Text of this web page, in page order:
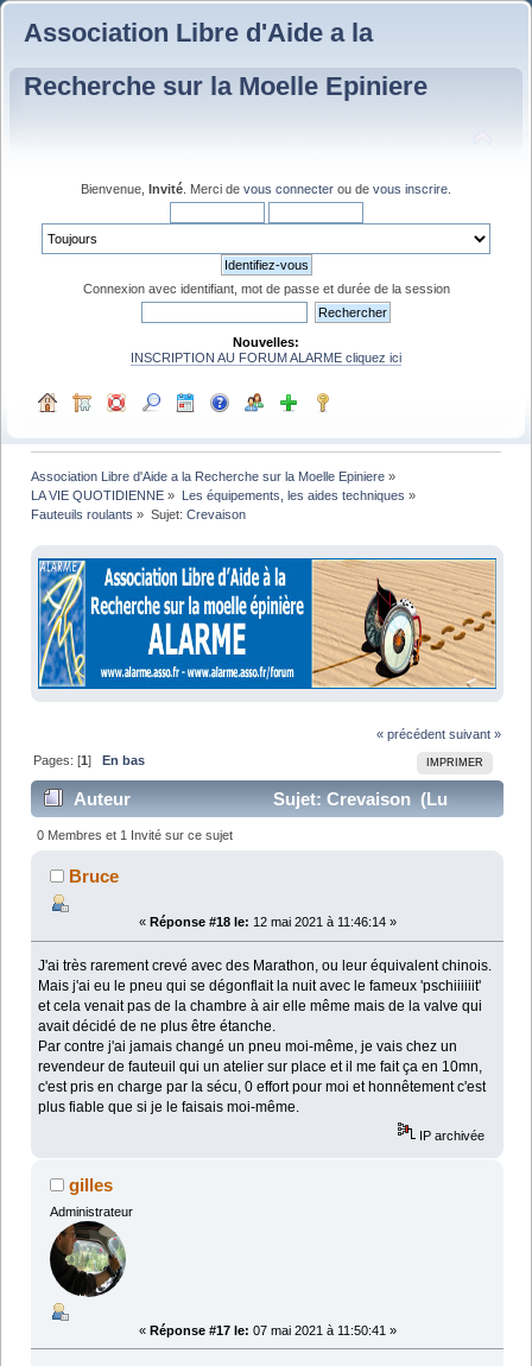
Association Libre d'Aide a la
Recherche sur la Moelle Epiniere
Bienvenue, Invité . Merci de vous connecter ou de vous inscrire
Connexion avec identifiant, mot de passe et durée de la session
Nouvelles:
INSCRIPTION AU FORUM ALARME cliquez ici
Association Libre d'Aide a la Recherche sur la Moelle Epiniere »
LA VIE QUOTIDIENNE » Les équipements, les aides techniques »
Fauteuils roulants » Sujet: Crevaison
« précédent suivant »
IMPRIMER
Pages: [1] En bas
Auteur
Sujet: Crevaison (Lu
18430 fois)
0 Membres et 1 Invité sur ce sujet
Bruce
« Réponse #18 le: 12 mai 2021 à 11:46:14 »
J'ai très rarement crevé avec des Marathon, ou leur équivalent chinois.
Mais j'ai eu le pneu qui se dégonflait la nuit avec le fameux 'pschiiiiiit'
et cela venait pas de la chambre à air elle même mais de la valve qui
avait décidé de ne plus être étanche.
Par contre j'ai jamais changé un pneu moi-même, je vais chez un
revendeur de fauteuil qui un atelier sur place et il me fait ça en 10mn,
c'est pris en charge par la sécu, 0 effort pour moi et honnêtement c'est
plus fiable que si je le faisais moi-même.
IP archivée
gilles
Administrateur
« Réponse #17 le: 07 mai 2021 à 11:50:41 »